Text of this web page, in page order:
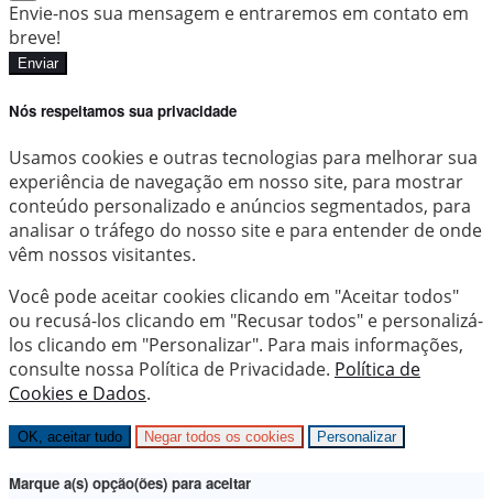
Envie-nos sua mensagem e entraremos em contato em
breve!
Enviar
Nós respeitamos sua privacidade
Usamos cookies e outras tecnologias para melhorar sua
experiência de navegação em nosso site, para mostrar
conteúdo personalizado e anúncios segmentados, para
analisar o tráfego do nosso site e para entender de onde
vêm nossos visitantes.
Você pode aceitar cookies clicando em "Aceitar todos"
ou recusá-los clicando em "Recusar todos" e personalizá-
los clicando em "Personalizar". Para mais informações,
consulte nossa Política de Privacidade. Política de
Cookies e Dados.
OK, aceitar tudo Negar todos os cookies Personalizar
Marque a(s) opção(ões) para aceitar